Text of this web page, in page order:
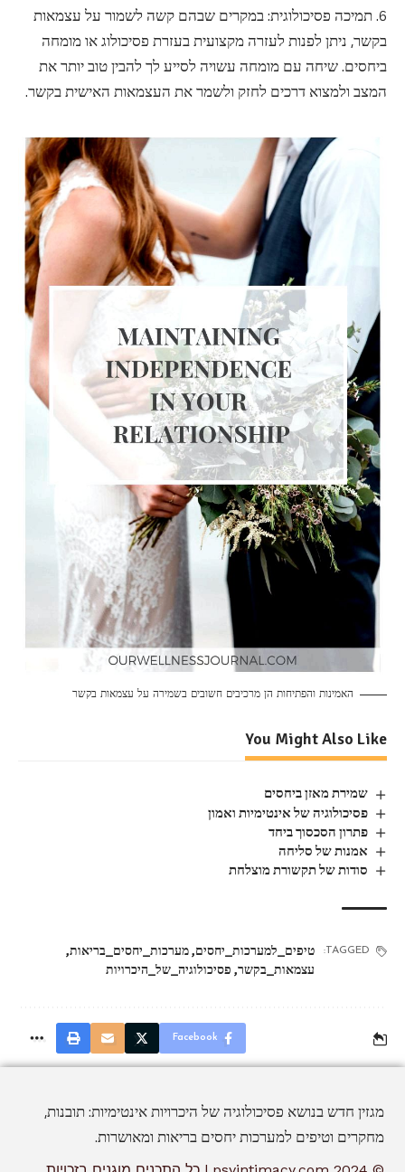
6. תמיכה פסיכולוגית: במקרים שבהם קשה לשמור על עצמאות
בקשר, ניתן לפנות לעזרה מקצועית בעזרת פסיכולוג או מומחה
ביחסים. שיחה עם מומחה עשויה לסייע לך להבין טוב יותר את
המצב ולמצוא דרכים לחזק ולשמר את העצמאות האישית בקשר.
האמינות והפתיחות הן מרכיבים חשובים בשמירה על עצמאות בקשר
You Might Also Like
שמירת מאזן ביחסים
פסיכולוגיה של אינטימיות ואמון
פתרון הסכסוך ביחד
אמנות של סליחה
סודות של תקשורת מוצלחת
TAGGED: טיפים_למערכות_יחסים,מערכות_יחסים_בריאות,
עצמאות_בקשר, פסיכולוגיה_של_היכרויות
Facebook
מגזין חדש בנושא פסיכולוגיה של היכרויות אינטימיות: תובנות,
מחקרים וטיפים למערכות יחסים בריאות ומאושרות.